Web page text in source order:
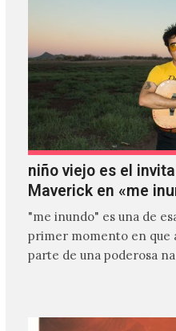
niño viejo es el
Maverick en «me
"me inundo" es una de
primer momento en que
parte de una poderosa